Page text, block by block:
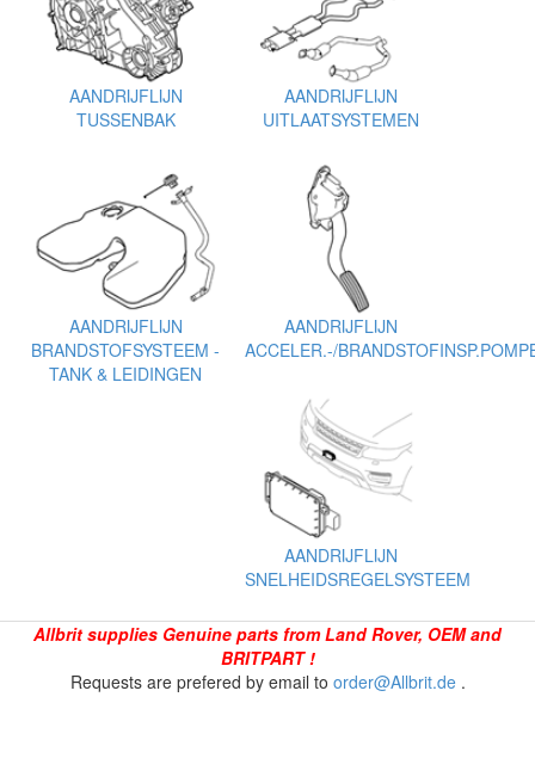
AANDRIJFLIJN
TUSSENBAK
AANDRIJFLIJN
UITLAATSYSTEMEN
AANDRIJFLIJN
BRANDSTOFSYSTEEM -
TANK & LEIDINGEN
AANDRIJFLIJN
ACCELER.-/
AANDRIJFLIJN
SNELHEIDSREGELSYSTEEM
Allbrit supplies Genuine parts from Land Rover, OEM and
BRITPART !
Requests are prefered by email to order@Allbrit.de.